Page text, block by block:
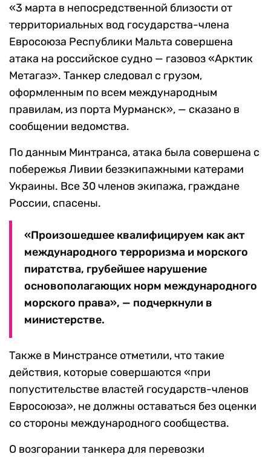
«3 марта в непосредственной близости от
территориальных вод государства-члена
Евросоюза Республики Мальта совершена
атака на российское судно — газовоз «Арктик
Метагаз». Танкер следовал с грузом,
оформленным по всем международным
правилам, из порта Мурманск», — сказано в
сообщении ведомства.
По данным Минтранса, атака была совершена с
побережья Ливии безэкипажными катерами
Украины. Все 30 членов экипажа, граждане
России, спасены.
«Произошедшее квалифицируем как акт
международного терроризма и морского
пиратства, грубейшее нарушение
основополагающих норм международного
морского права», — подчеркнули в
министерстве.
Также в Минстрансе отметили, что такие
действия, которые совершаются «при
попустительстве властей государств-членов
Евросоюза», не должны оставаться без оценки
со стороны международного сообщества.
О возгорании танкера для перевозки